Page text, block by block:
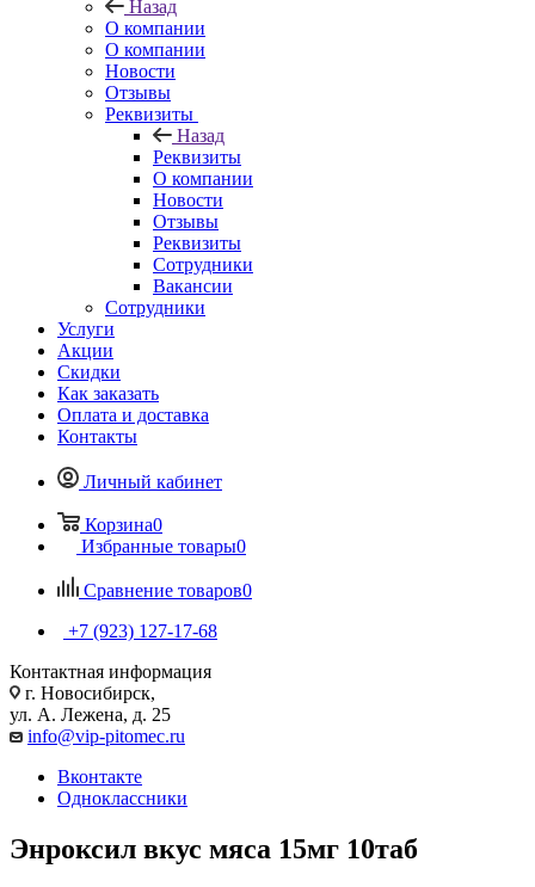
Назад
О компании
О компании
Новости
Отзывы
Реквизиты
Назад
Реквизиты
О компании
Новости
Отзывы
Реквизиты
Сотрудники
Вакансии
Сотрудники
Услуги
Акции
Скидки
Как заказать
Оплата и доставка
Контакты
Личный кабинет
Корзина0
Избранные товары0
Сравнение товаров0
+7 (923) 127-17-68
Контактная информация
г. Новосибирск,
ул. А. Лежена, д. 25
info@vip-pitomec.ru
Вконтакте
Одноклассники
Энроксил вкус мяса 15мг 10таб